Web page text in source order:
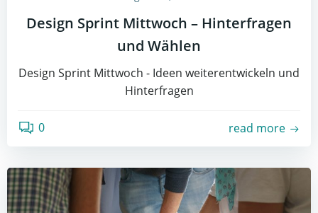
Design Sprint Mittwoch – Hinterfragen
und Wählen
Design Sprint Mittwoch - Ideen weiterentwickeln und
Hinterfragen
0 read more